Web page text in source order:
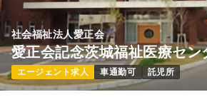
気になる
社会福祉法人愛正会
愛正会記念茨城福祉医療セン
エージェント求人 車通勤可 託児所